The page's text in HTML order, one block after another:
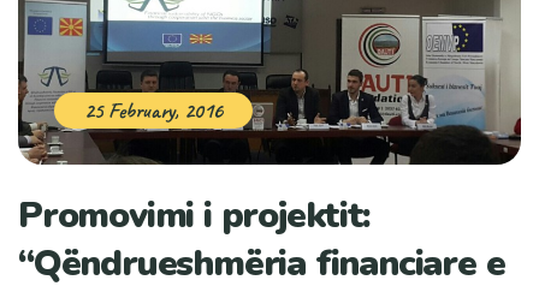
25 February, 2016
Promovimi i projektit:
“Qëndrueshmëria financiare e